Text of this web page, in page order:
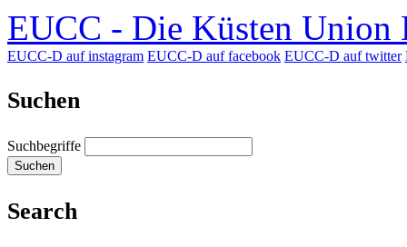
EUCC - Die Küsten Union
EUCC-D auf instagram EUCC-D auf facebook EUCC-D auf twitter
Suchen
Suchbegriffe
Suchen
Search